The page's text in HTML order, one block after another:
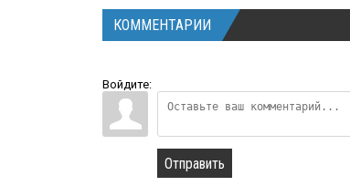
КОММЕНТАРИИ
Войдите:
Отправить